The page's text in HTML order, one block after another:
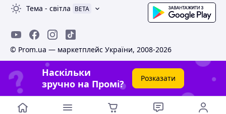
Тема - світла BETA
© Prom.ua — маркетплейс України, 2008-2026
Наскільки
зручно на Промі?
Розказати